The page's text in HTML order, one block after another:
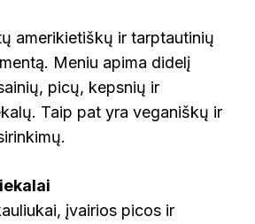
amerikietiškų ir tarptautinių
Meniu apima didelį
picų, kepsnių ir
Taip pat yra veganiškų ir
įvairios picos ir